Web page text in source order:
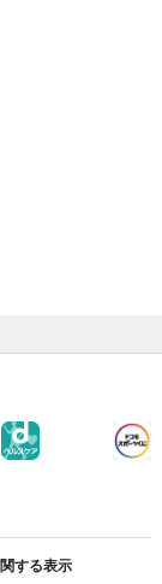
する表示